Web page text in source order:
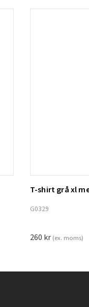
Lägg till
T-shirt grå xl
G0329
260 kr (ex. moms)